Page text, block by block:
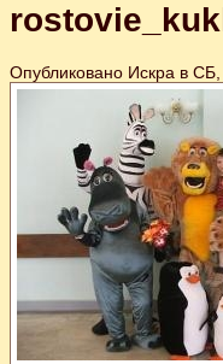
Опубликовано Искра в